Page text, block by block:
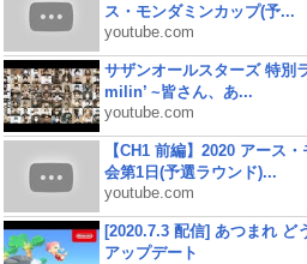
ス・モンダミンカップ(予...
youtube.com
サザンオールスターズ 特別
milin’ ~皆さん、あ...
youtube.com
【CH1 前編】2020 アース
会第1日(予選ラウンド)...
youtube.com
[2020.7.3 配信] あつまれ ど
アップデート